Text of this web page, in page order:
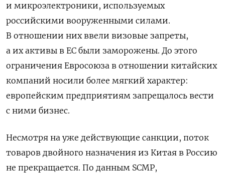
и микроэлектроники, используемых
российскими вооруженными силами.
В отношении них ввели визовые запреты,
а их активы в ЕС были заморожены. До этого
ограничения Евросоюза в отношении китайских
компаний носили более мягкий характер:
европейским предприятиям запрещалось вести
с ними бизнес.
Несмотря на уже действующие санкции, поток
товаров двойного назначения из Китая в Россию
не прекращается. По данным SCMP,